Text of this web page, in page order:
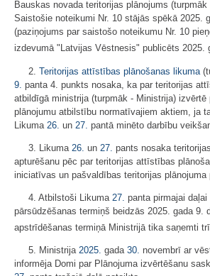
Bauskas novada teritorijas plānojums (turpmāk
Saistošie noteikumi Nr. 10 stājās spēkā 2025.
(paziņojums par saistošo noteikumu Nr. 10
izdevumā "Latvijas Vēstnesis" publicēts 2025.
2. Teritorijas attīstības plānošanas likuma
9. panta 4. punkts nosaka, ka par teritorijas
atbildīgā ministrija (turpmāk - Ministrija) izvērtē
plānojumu atbilstību normatīvajiem aktiem, ja
Likuma 26. un 27. pantā minēto darbību
3. Likuma 26. un 27. pants nosaka
apturēšanu pēc par teritorijas attīstības
iniciatīvas un pašvaldības teritorijas plānojuma
4. Atbilstoši Likuma 27. panta pirmajai daļai
pārsūdzēšanas termiņš beidzās 2025. gada 9.
apstrīdēšanas termiņā Ministrijā tika saņemti
5. Ministrija 2025. gada 30. novembrī ar
informēja Domi par Plānojuma izvērtēšanu